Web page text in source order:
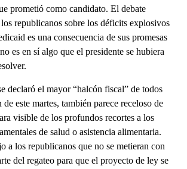
prometió como candidato. El debate
republicanos sobre los déficits explosivos
es una consecuencia de sus promesas
es en sí algo que el presidente se hubiera
declaró el mayor “halcón fiscal” de todos
de este martes, también parece receloso de
visible de los profundos recortes a los
de salud o asistencia alimentaria.
a los republicanos que no se metieran con
del regateo para que el proyecto de ley se